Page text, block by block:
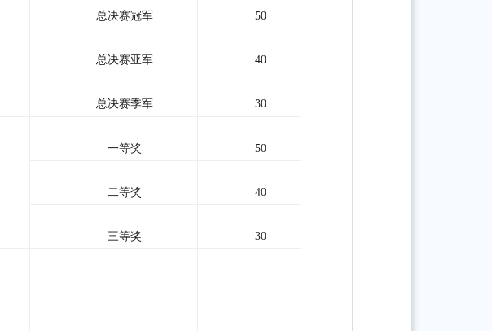
总决赛冠军 50
总决赛亚军 40
总决赛季军 30
一等奖 50
二等奖 40
三等奖 30